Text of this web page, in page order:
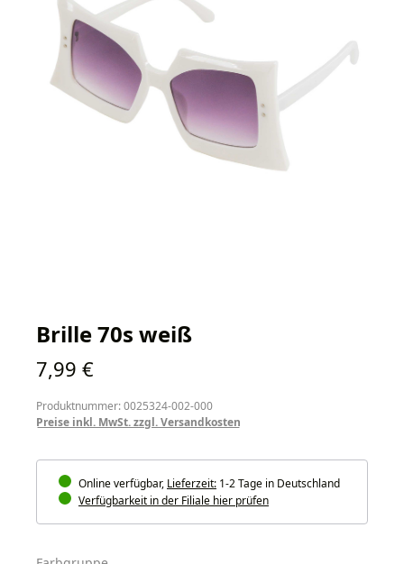
Brille 70s weiß
Regulärer Preis:
7,99 €
Produktnummer: 0025324-002-000
Preise inkl. MwSt. zzgl. Versandkosten
Online verfügbar, Lieferzeit: 1-2 Tage in Deutschland
Verfügbarkeit in der Filiale hier prüfen